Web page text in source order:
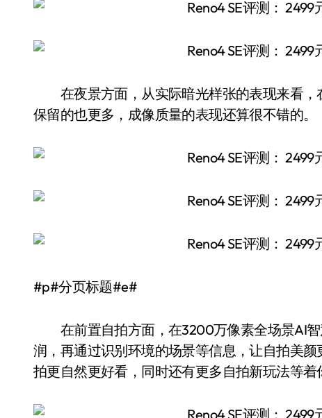
在夜景方面，从实际暗光样张的表现来看，
保留的也更多，成像质量的表现还算很不错的。
#p#分页标题#e#
在前置自拍方面，在3200万像素全场景AI智
润，再通过识别环境的场景等信息，让自拍美
拍更自然更好看，同时还有更多自拍新玩法等着